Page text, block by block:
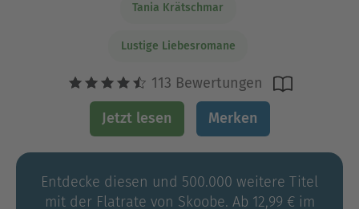
Tania Krätschmar
Lustige Liebesromane
113 Bewertungen
Jetzt lesen Merken
Entdecke diesen und 500.000 weitere Titel
mit der Flatrate von Skoobe. Ab 12,99 € im